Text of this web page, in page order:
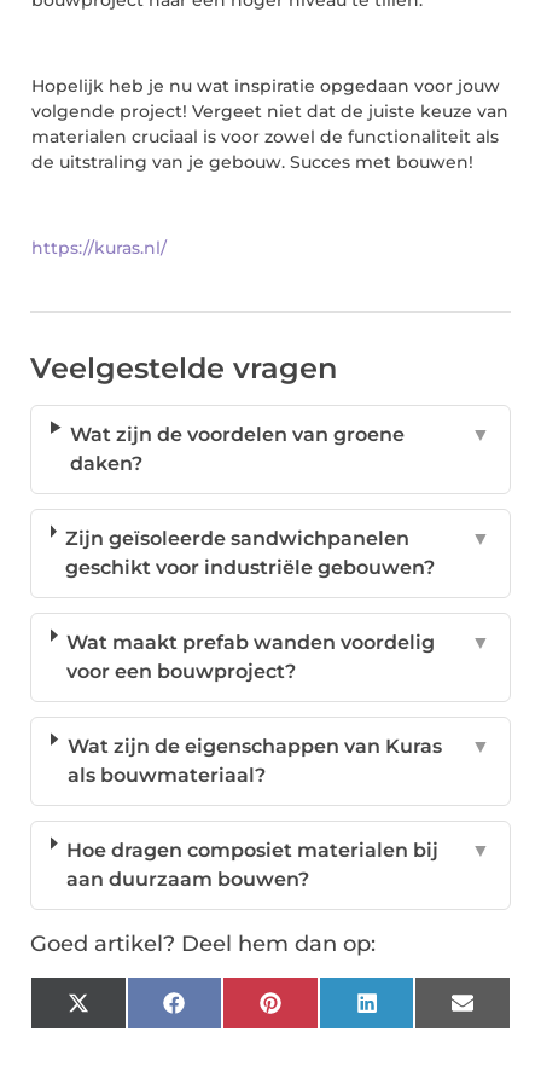
Hopelijk heb je nu wat inspiratie opgedaan voor jouw
volgende project! Vergeet niet dat de juiste keuze van
materialen cruciaal is voor zowel de functionaliteit als
de uitstraling van je gebouw. Succes met bouwen!
https://kuras.nl/
Veelgestelde vragen
Wat zijn de voordelen van groene
daken?
▼
Zijn geïsoleerde sandwichpanelen
geschikt voor industriële gebouwen?
▼
Wat maakt prefab wanden voordelig
voor een bouwproject?
▼
Wat zijn de eigenschappen van Kuras
als bouwmateriaal?
▼
Hoe dragen composiet materialen bij
aan duurzaam bouwen?
▼
Goed artikel? Deel hem dan op:
X
(Twitter)
FacebookPinterestLinkedIn Email